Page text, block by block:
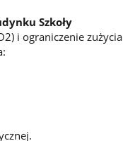
Szkoły
i ograniczenie zużycia